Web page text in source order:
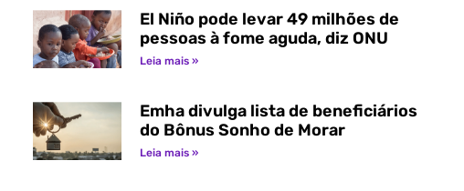
El Niño pode levar 49 milhões de
pessoas à fome aguda, diz ONU
Leia mais »
Emha divulga lista de beneficiários
do Bônus Sonho de Morar
Leia mais »